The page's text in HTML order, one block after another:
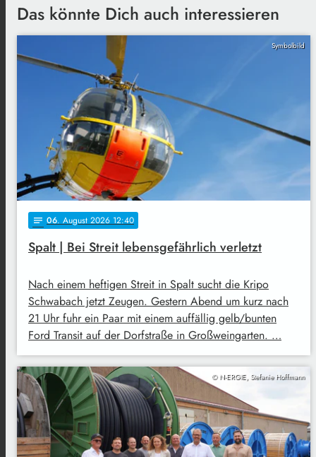
Das könnte Dich auch interessieren
Symbolbild
notes 06. August 2026 12:40
Spalt | Bei Streit lebensgefährlich verletzt
Nach einem heftigen Streit in Spalt sucht die Kripo
Schwabach jetzt Zeugen. Gestern Abend um kurz nach
21 Uhr fuhr ein Paar mit einem auffällig gelb/bunten
Ford Transit auf der Dorfstraße in Großweingarten. …
© N-ERGIE, Stefanie Hoffmann